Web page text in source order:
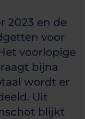
2023 en de
voor
voorlopige
bijna
wordt er
Uit
blijkt